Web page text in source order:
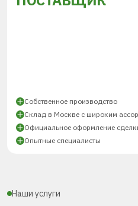
Собственное производство
Склад в Москве с широким
Официальное оформление
Опытные специалисты
Наши услуги